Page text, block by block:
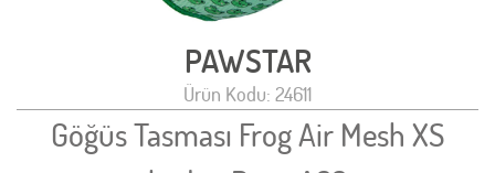
PAWSTAR
Ürün Kodu: 24611
Göğüs Tasması Frog Air Mesh XS